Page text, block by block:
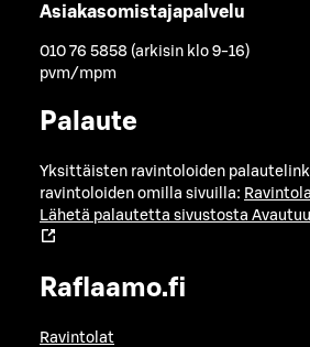
Asiakasomistajapalvelu
010 76 5858 (arkisin klo 9-16)
pvm/mpm
Palaute
Yksittäisten ravintoloiden
ravintoloiden omilla sivuilla:
Lähetä palautetta sivustosta
Raflaamo.fi
Ravintolat